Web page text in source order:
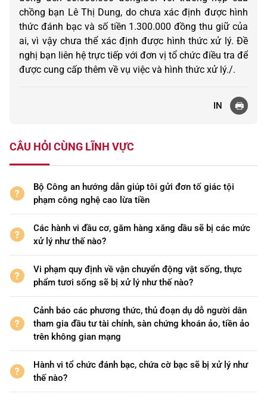
chồng bạn Lê Thị Dung, do chưa xác định được hình
thức đánh bạc và số tiền 1.300.000 đồng thu giữ của
ai, vì vậy chưa thể xác định được hình thức xử lý. Đề
nghị bạn liên hệ trực tiếp với đơn vị tổ chức điều tra để
được cung cấp thêm về vụ việc và hình thức xử lý./.
IN
CÂU HỎI CÙNG LĨNH VỰC
Bộ Công an hướng dẫn giúp tôi gửi đơn tố giác tội
phạm công nghệ cao lừa tiền
Các hành vi đầu cơ, găm hàng xăng dầu sẽ bị các mức
xử lý như thế nào?
Vi phạm quy định về vận chuyển động vật sống, thực
phẩm tươi sống sẽ bị xử lý như thế nào?
Cảnh báo các phương thức, thủ đoạn dụ dỗ người dân
tham gia đầu tư tài chính, sàn chứng khoán ảo, tiền ảo
trên không gian mạng
Hành vi tổ chức đánh bạc, chứa cờ bạc sẽ bị xử lý như
thế nào?